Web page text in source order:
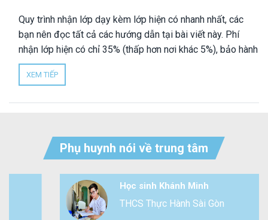
Quy trình nhận lớp dạy kèm lớp hiện có nhanh nhất, các
bạn nên đọc tất cả các hướng dẫn tại bài viết này. Phí
nhận lớp hiện có chỉ 35% (thấp hơn nơi khác 5%), bảo hành
100%, hoàn phí nhanh gọn lẹ, trước 24h mỗi ngày.
XEM TIẾP
Phụ huynh nói về trung tâm
Học sinh Khánh Minh
THCS Thực Hành Sài Gòn